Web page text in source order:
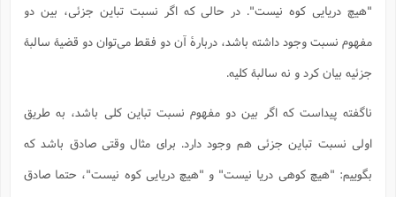
"هیچ دریایی کوه نیست". در حالی که اگر نسبت تباین جزئی، بین دو
مفهوم نسبت وجود داشته باشد، دربارۀ آن دو فقط می‌توان دو قضیۀ سالبۀ
جزئیه بیان کرد و نه سالبۀ کلیه.
ناگفته پیداست که اگر بین دو مفهوم نسبت تباین کلی باشد، به طریق
اولی نسبت تباین جزئی هم وجود دارد. برای مثال وقتی صادق باشد که
بگوییم: "هیچ کوهی دریا نیست" و "هیچ دریایی کوه نیست"، حتما صادق